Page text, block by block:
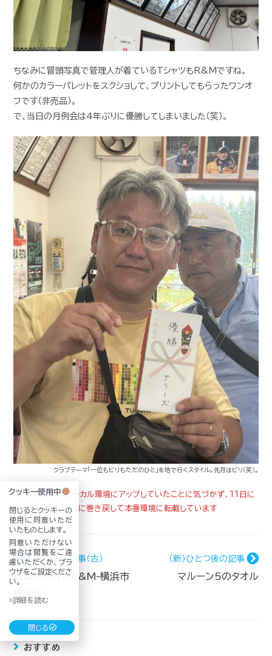
ちなみに冒頭写真で管理人が着ているTシャツもR&Mですね。
何かのカラーパレットをスクショして、プリントしてもらったワンオ
フです（非売品）。
で、当日の月例会は4年ぶりに優勝してしまいました（笑）。
クラブテーマ「一位もビリもただのひと」を地で行くスタイル。先月はビリ（笑）。
※この記事は、ローカル環境にアップしていたことに気づかず、11日に
なって日付を10日に巻き戻して本番環境に転載しています
ひとつ前の記事（古）
行政におけるR&M-横浜市
（新）ひとつ後の記事
マルーン5のタオル
おすすめ
クッキー使用中
閉じるとクッキーの
使用に同意いただ
いたものとします。
同意いただけない
場合は閲覧をご遠
慮いただくか、ブラ
ウザをご設定くださ
い。
▷詳細を読む
閉じる